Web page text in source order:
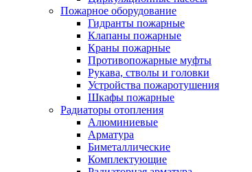
Пожарное оборудование
Гидранты пожарные
Клапаны пожарные
Краны пожарные
Противопожарные муфты
Рукава, стволы и головки
Устройства пожаротушения
Шкафы пожарные
Радиаторы отопления
Алюминиевые
Арматура
Биметаллические
Комплектующие